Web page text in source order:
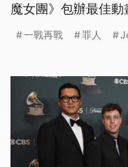
魔女團》包辦最佳
一戰再戰 罪人